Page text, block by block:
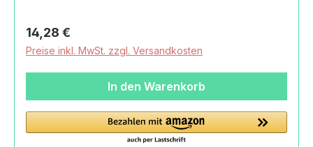
KugelbahnHerkunftMade in GermanyAngaben
zum Hersteller (Informationspflichten zur GPSR
Produktsicherheitsverordnung) Roland
Schöllner Schöllner
HolzspielzeugRaitnerstrasse83246
Unterwössen, Germany+49(0)8641
7737schoellner@t-online.de https://schoellner-
Regulärer Preis:
14,28 €
Preise inkl. MwSt. zzgl. Versandkosten
In den Warenkorb